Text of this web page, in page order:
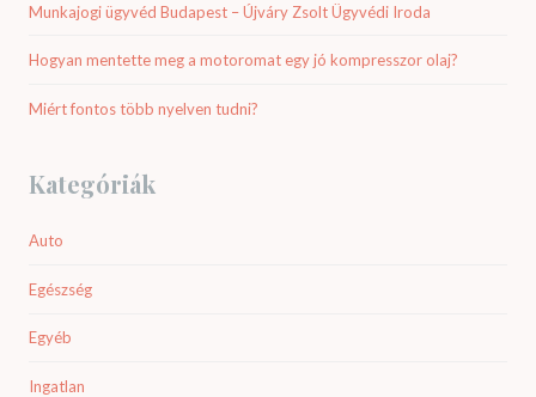
Munkajogi ügyvéd Budapest – Újváry Zsolt Ügyvédi Iroda
Hogyan mentette meg a motoromat egy jó kompresszor olaj?
Miért fontos több nyelven tudni?
Kategóriák
Auto
Egészség
Egyéb
Ingatlan